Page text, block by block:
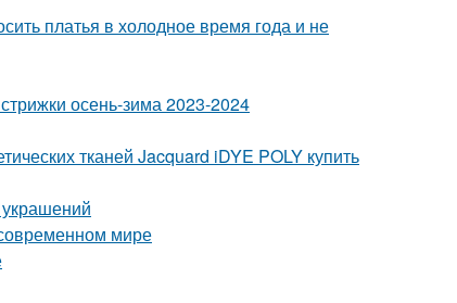
платья в холодное время года и не
осень-зима 2023-2024
тканей Jacquard iDYE POLY купить
мире